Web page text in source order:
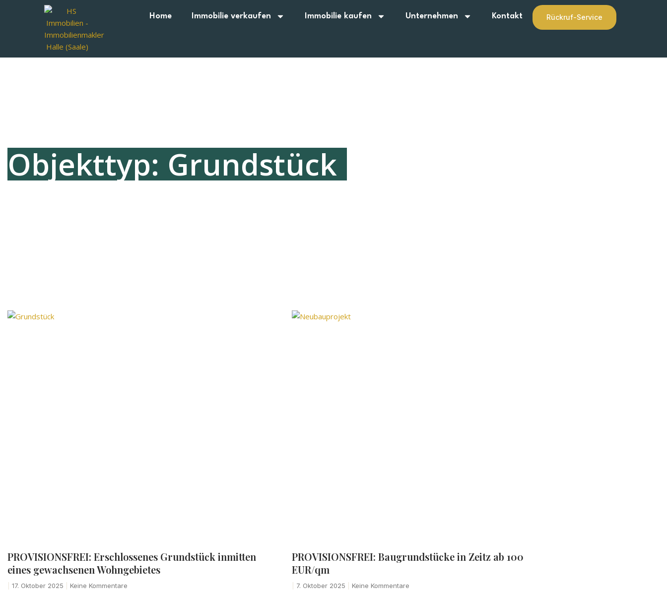
Home Immobilie verkaufen Immobilie kaufen Unternehmen Kontakt Rückruf-Service
Objekttyp: Grundstück
PROVISIONSFREI: Erschlossenes Grundstück inmitten
eines gewachsenen Wohngebietes
17. Oktober 2025 Keine Kommentare
PROVISIONSFREI: Baugrundstücke in Zeitz ab 100
EUR/qm
7. Oktober 2025 Keine Kommentare